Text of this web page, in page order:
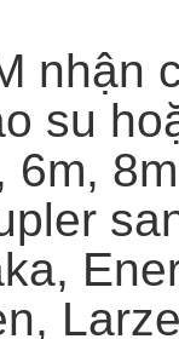
nhận
su
6m,